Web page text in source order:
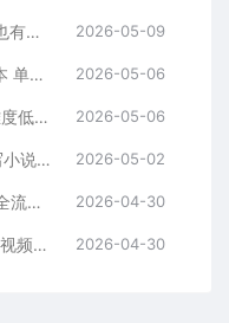
2026最新多多虚拟0.01玩法虚拟也有新门路轻松日入2500! 2026-05-09
手机壁纸赚钱秘籍！AI 绘画 0 成本 单店狂销 3.8 万单 2026-05-06
公众号流量主之拍照技巧赛道，难度低+流量大，起号第一篇就爆了10w阅读！ 2026-05-06
26年最新风口项目，AI工具创作写小说，轻松实现日入1000+ 2026-05-02
公众号流量主变现从0-1系统运营全流程讲解！ 2026-04-30
最新：视频号AI一键生成武侠风格视频，狂撸视频号分成收益，学完轻松日入1000+ 2026-04-30